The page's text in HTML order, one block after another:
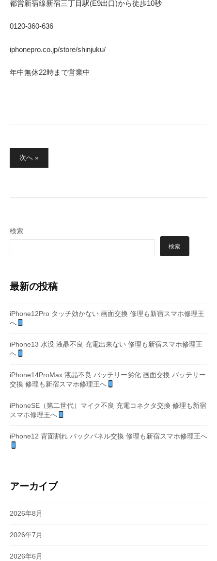
都営新宿線新宿三丁目駅(E9出口)から徒歩10秒
0120-360-636
iphonepro.co.jp/store/shinjuku/
年中無休22時まで営業中
稿
送
次へ »
検索
検索
最新の投稿
iPhone12Pro タッチ効かない 画面交換 修理も新宿スマホ修理王
へ
iPhone13 水没 液晶不良 充電出来ない 修理も新宿スマホ修理王
へ
iPhone14ProMax 液晶不良 バッテリー劣化 画面交換 バッテリー
交換 修理も新宿スマホ修理王へ
iPhoneSE（第二世代）マイク不良 充電コネクタ交換 修理も新宿
スマホ修理王へ
iPhone12 背面割れ バックパネル交換 修理も新宿スマホ修理王へ
アーカイブ
2026年8月
2026年7月
2026年6月